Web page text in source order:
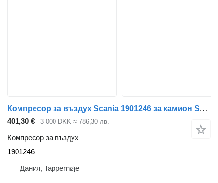
Компресор за въздух Scania 1901246 за камион Scania
401,30 € 3 000 DKK ≈ 786,30 лв.
Компресор за въздух
1901246
Дания, Tappernøje